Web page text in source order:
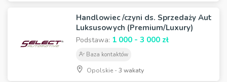
Handlowiec /czyni ds. Sprzedaży Aut
Luksusowych (Premium/Luxury)
Podstawa: 1 000 - 3 000 zł
Baza kontaktów
Opolskie -3 wakaty